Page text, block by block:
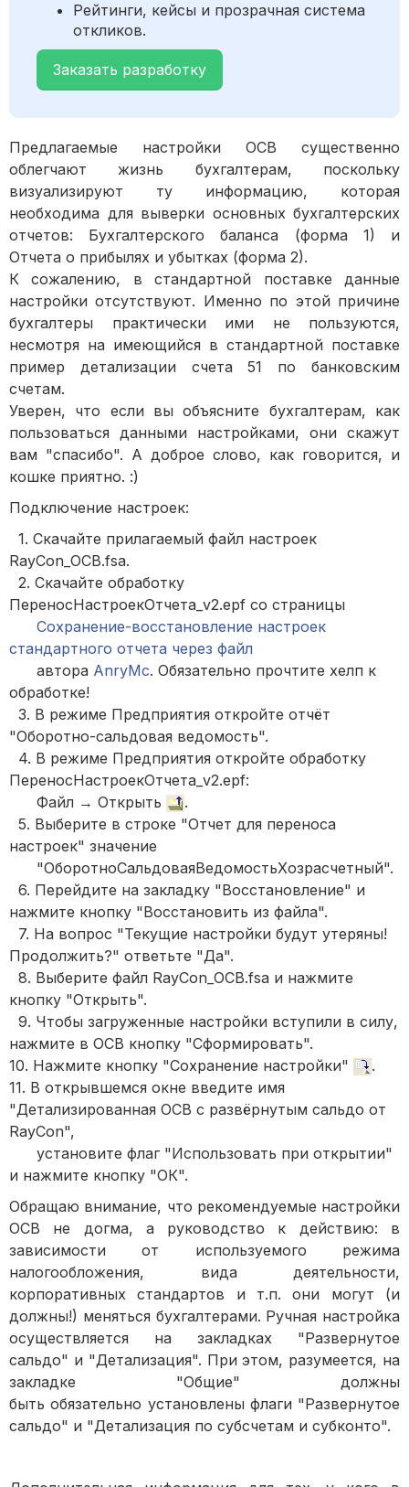
Рейтинги, кейсы и прозрачная система
откликов.
Заказать разработку
Предлагаемые настройки ОСВ существенно
облегчают жизнь бухгалтерам, поскольку
визуализируют ту информацию, которая
необходима для выверки основных бухгалтерских
отчетов: Бухгалтерского баланса (форма 1) и
Отчета о прибылях и убытках (форма 2).
К сожалению, в стандартной поставке данные
настройки отсутствуют. Именно по этой причине
бухгалтеры практически ими не пользуются,
несмотря на имеющийся в стандартной поставке
пример детализации счета 51 по банковским
счетам.
Уверен, что если вы объясните бухгалтерам, как
пользоваться данными настройками, они скажут
вам "спасибо". А доброе слово, как говорится, и
кошке приятно. :)
Подключение настроек:
1. Скачайте прилагаемый файл настроек
RayCon_ОСВ.fsa.
2. Скачайте обработку
ПереносНастроекОтчета_v2.epf со страницы
Сохранение-восстановление настроек
стандартного отчета через файл
автора AnryMc. Обязательно прочтите хелп к
обработке!
3. В режиме Предприятия откройте отчёт
"Оборотно-сальдовая ведомость".
4. В режиме Предприятия откройте обработку
ПереносНастроекОтчета_v2.epf:
Файл → Открыть
.
5. Выберите в строке "Отчет для переноса
настроек" значение
"ОборотноСальдоваяВедомостьХозрасчетный".
6. Перейдите на закладку "Восстановление" и
нажмите кнопку "Восстановить из файла".
7. На вопрос "Текущие настройки будут утеряны!
Продолжить?" ответьте "Да".
8. Выберите файл RayCon_ОСВ.fsa и нажмите
кнопку "Открыть".
9. Чтобы загруженные настройки вступили в силу,
нажмите в ОСВ кнопку "Сформировать".
10. Нажмите кнопку "Сохранение настройки"
.
11. В открывшемся окне введите имя
"Детализированная ОСВ с развёрнутым сальдо от
RayCon",
установите флаг "Использовать при открытии"
и нажмите кнопку "ОК".
Обращаю внимание, что рекомендуемые настройки
ОСВ не догма, а руководство к действию: в
зависимости от используемого режима
налогообложения, вида деятельности,
корпоративных стандартов и т.п. они могут (и
должны!) меняться бухгалтерами. Ручная настройка
осуществляется на закладках "Развернутое
сальдо" и "Детализация". При этом, разумеется, на
закладке "Общие" должны
быть обязательно установлены флаги "Развернутое
сальдо" и "Детализация по субсчетам и субконто".